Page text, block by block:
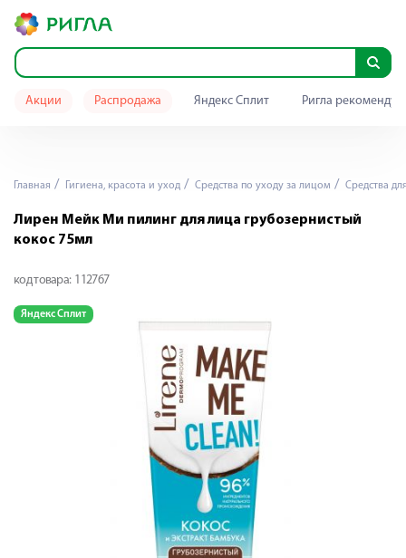
Акции Распродажа Яндекс Сплит Ригла
Главная Гигиена, красота и уход Средства по уходу за лицом Средства
Лирен Мейк Ми пилинг для лица грубозернистый
кокос 75мл
код товара: 112767
Яндекс Сплит